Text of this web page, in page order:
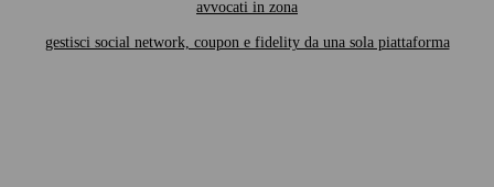
avvocati in zona
gestisci social network, coupon e fidelity da una sola piattaforma